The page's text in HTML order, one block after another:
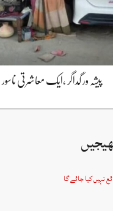
پیشہ ور گداگر ،ایک معاشرتی ناسور
نہیں کیا جائے گا